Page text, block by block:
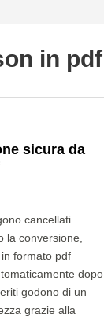
in pdf
sicura da
cancellati
la conversione,
formato pdf
dopo
godono di un
grazie alla